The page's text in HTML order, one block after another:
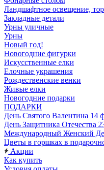
Ландшафтное освещение,
Закладные детали
Урны уличные
Урны
Новый год!
Новогодние фигурки
Искусственные елки
Елочные украшения
Рождественские венки
Живые елки
Новогодние подарки
ПОДАРКИ
День Святого Валентина 14
День Защитника Отечества
Международный Женский
Цветы в горшках в
Акции
Как купить